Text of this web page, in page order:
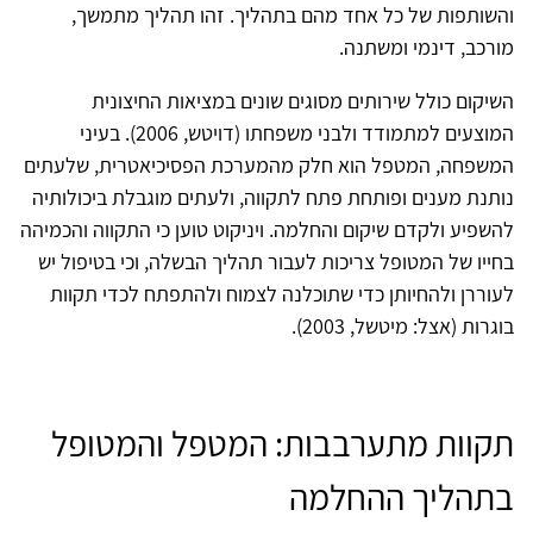
והשותפות של כל אחד מהם בתהליך. זהו תהליך מתמשך,
מורכב, דינמי ומשתנה.
השיקום כולל שירותים מסוגים שונים במציאות החיצונית
המוצעים למתמודד ולבני משפחתו (דויטש, 2006). בעיני
המשפחה, המטפל הוא חלק מהמערכת הפסיכיאטרית, שלעתים
נותנת מענים ופותחת פתח לתקווה, ולעתים מוגבלת ביכולותיה
להשפיע ולקדם שיקום והחלמה. ויניקוט טוען כי התקווה והכמיהה
בחייו של המטופל צריכות לעבור תהליך הבשלה, וכי בטיפול יש
לעוררן ולהחיותן כדי שתוכלנה לצמוח ולהתפתח לכדי תקוות
בוגרות (אצל: מיטשל, 2003).
תקוות מתערבבות: המטפל והמטופל
בתהליך ההחלמה